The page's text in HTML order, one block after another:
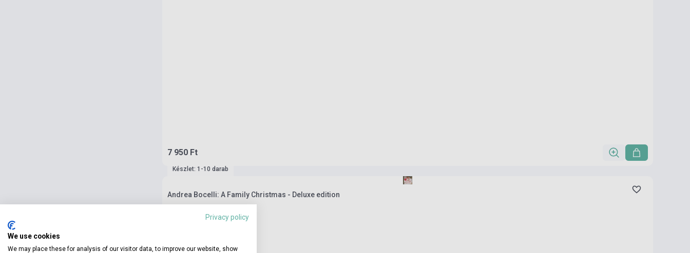
7 950 Ft
Készlet: 1-10 darab
Andrea Bocelli: A Family Christmas - Deluxe edition
Privacy policy
We use cookies
We may place these for analysis of our visitor data, to improve our website, show